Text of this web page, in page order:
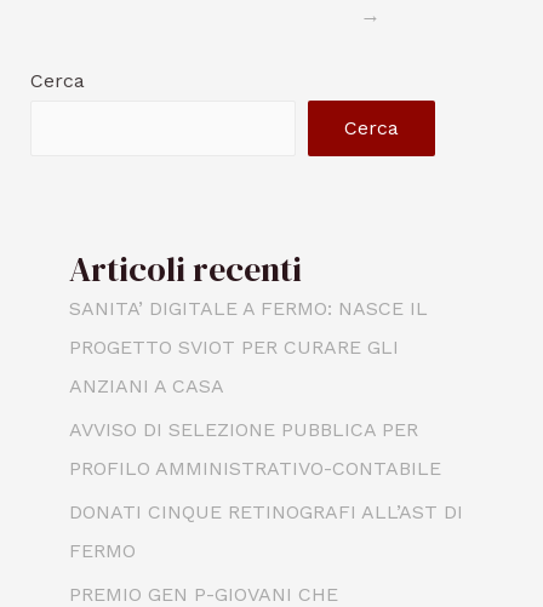
→
Cerca
Cerca
Articoli recenti
SANITA’ DIGITALE A FERMO: NASCE IL
PROGETTO SVIOT PER CURARE GLI
ANZIANI A CASA
AVVISO DI SELEZIONE PUBBLICA PER
PROFILO AMMINISTRATIVO-CONTABILE
DONATI CINQUE RETINOGRAFI ALL’AST DI
FERMO
PREMIO GEN P-GIOVANI CHE